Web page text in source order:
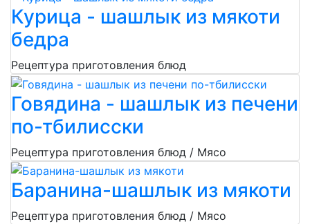
Курица - шашлык из мякоти
бедра
Рецептура приготовления блюд
Говядина - шашлык из печени
по-тбилисски
Рецептура приготовления блюд / Мясо
Баранина-шашлык из мякоти
Рецептура приготовления блюд / Мясо